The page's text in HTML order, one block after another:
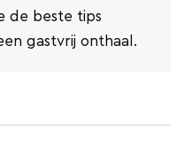
de beste tips
gastvrij onthaal.